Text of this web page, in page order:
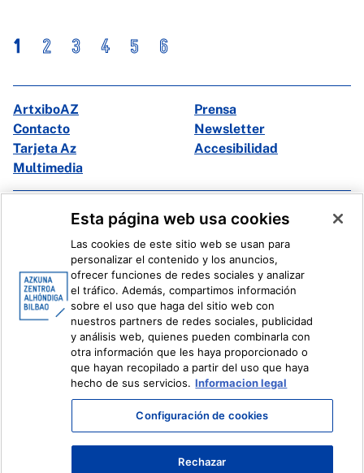
1 2 3 4 5 6
ArtxiboAZ
Prensa
Contacto
Newsletter
Tarjeta Az
Accesibilidad
Multimedia
Facebook
X
Ivoox
Información legal Sistema Interno de Información
Esta página web usa cookies
Las cookies de este sitio web se usan para
personalizar el contenido y los anuncios,
ofrecer funciones de redes sociales y analizar
el tráfico. Además, compartimos información
sobre el uso que haga del sitio web con
nuestros partners de redes sociales, publicidad
y análisis web, quienes pueden combinarla con
otra información que les haya proporcionado o
que hayan recopilado a partir del uso que haya
hecho de sus servicios. Informacion legal
Configuración de cookies
Rechazar